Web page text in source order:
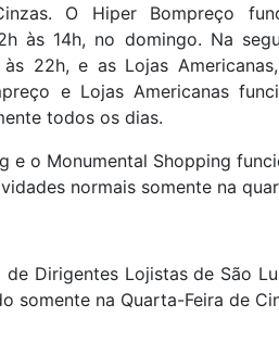
O Hiper Bompreço
às 14h, no domingo. Na
22h, e as Lojas
e Lojas Americanas
todos os dias.
e o Monumental Shopping
normais somente na
de Dirigentes Lojistas de São
somente na Quarta-Feira de